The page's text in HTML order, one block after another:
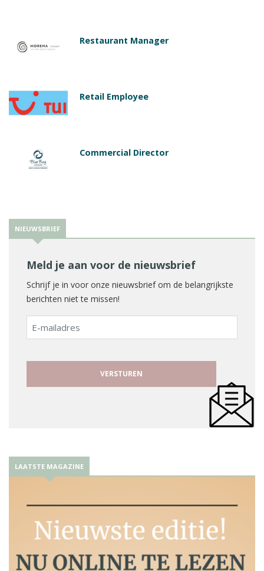
Restaurant Manager
Retail Employee
Commercial Director
NIEUWSBRIEF
Meld je aan voor de nieuwsbrief
Schrijf je in voor onze nieuwsbrief om de belangrijkste
berichten niet te missen!
E-
mailadres
LAATSTE MAGAZINE